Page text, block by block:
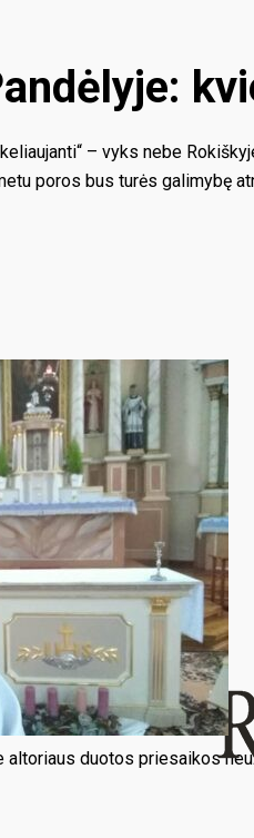
– vyks nebe
poros bus turės galimybę
duotos priesaikos